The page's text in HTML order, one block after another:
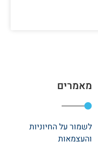
מאמרים
לשמור על החיוניות
והעצמאות